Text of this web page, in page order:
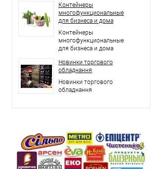
Контейнеры
многофункциональные
для бизнеса и дома
Контейнеры
многофункциональные
для бизнеса и дома
Новинки торгового
обладнання
Новинки торгового
обладнання